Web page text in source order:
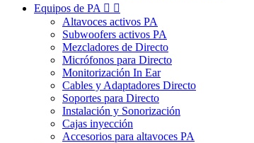
Equipos de PA  
Altavoces activos PA
Subwoofers activos PA
Mezcladores de Directo
Micrófonos para Directo
Monitorización In Ear
Cables y Adaptadores Directo
Soportes para Directo
Instalación y Sonorización
Cajas inyección
Accesorios para altavoces PA